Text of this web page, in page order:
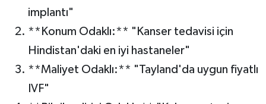
implantı"
**Konum Odaklı:** "Kanser tedavisi için
Hindistan'daki en iyi hastaneler"
**Maliyet Odaklı:** "Tayland'da uygun fiyatlı
IVF"